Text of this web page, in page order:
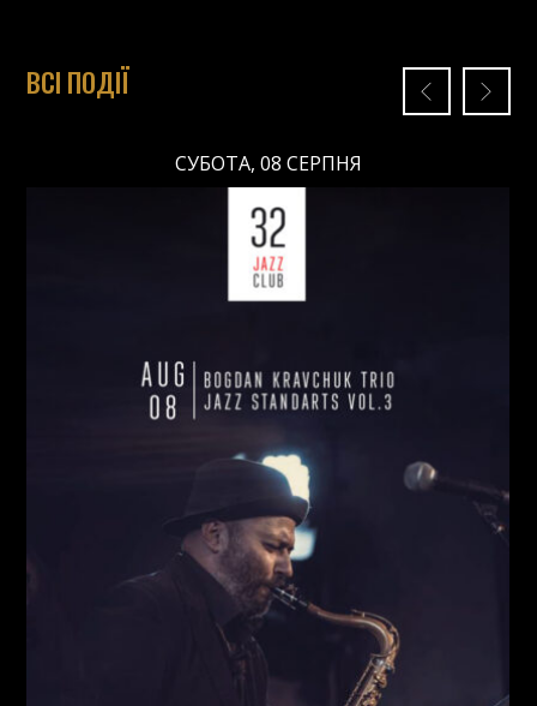
ВСІ ПОДІЇ
СУБОТА, 08 СЕРПНЯ
Ціна:
Богдан Кравчук (Саксофон
,) Олександр Ємець